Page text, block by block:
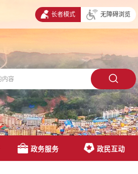
长者模式 无障碍浏览
政务服务 政民互动